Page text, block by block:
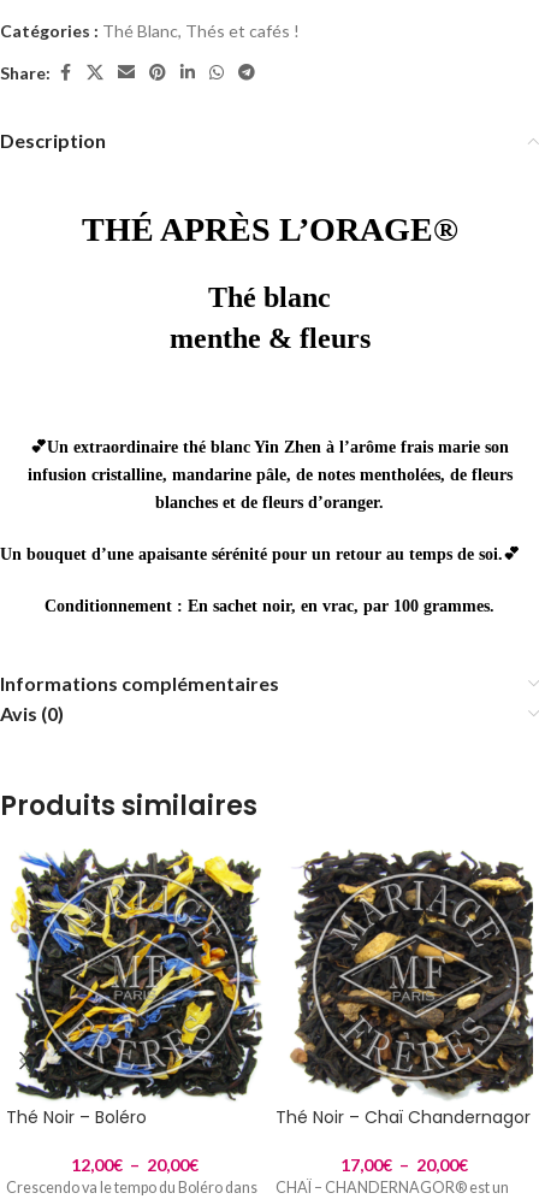
Catégories : Thé Blanc, Thés et cafés !
Share:
Description
THÉ APRÈS L’ORAGE®
Thé blanc
menthe & fleurs
💕Un extraordinaire thé blanc Yin Zhen à l’arôme frais marie son
infusion cristalline, mandarine pâle, de notes mentholées, de fleurs
blanches et de fleurs d’oranger.
Un bouquet d’une apaisante sérénité pour un retour au temps de soi.💕
Conditionnement : En sachet noir, en vrac, par 100 grammes.
Informations complémentaires
Avis (0)
Produits similaires
Thé Noir – Boléro
12,00€ – 20,00€
Crescendo va le tempo du Boléro dans
Thé Noir – Chaï Chandernagor
17,00€ – 20,00€
CHAÏ – CHANDERNAGOR® est un